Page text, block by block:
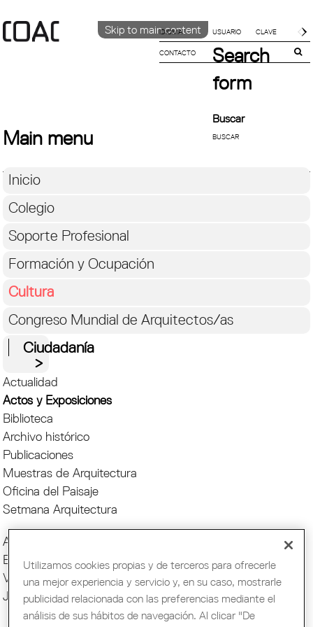
Skip to main content
IDIOMA
CATALÀ
CONTACTO
Search
form
Buscar
Main menu
Inicio
Colegio
Soporte Profesional
Formación y Ocupación
Cultura
Congreso Mundial de Arquitectos/as
Ciudadanía
Actualidad
Actos y Exposiciones
Biblioteca
Archivo histórico
Publicaciones
Muestras de Arquitectura
Oficina del Paisaje
Setmana Arquitectura
Actos COAC
Exposiciones COAC
Visitas COAC
Jornadas y cursos
Utilizamos cookies propias y de terceros para ofrecerle
una mejor experiencia y servicio y, en su caso, mostrarle
publicidad relacionada con las preferencias mediante el
análisis de sus hábitos de navegación. Al clicar "De